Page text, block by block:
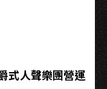
式人聲樂團營運